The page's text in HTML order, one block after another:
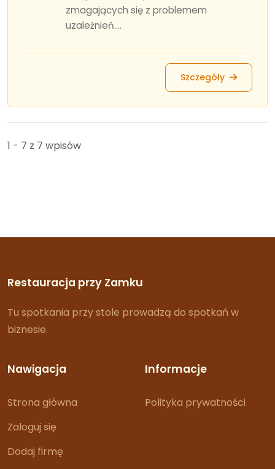
zmagających się z problemem
uzależnień....
Szczegóły
1 - 7 z 7 wpisów
Restauracja przy Zamku
Tu spotkania przy stole prowadzą do spotkań w
biznesie.
Nawigacja
Strona główna
Zaloguj się
Dodaj firmę
Informacje
Polityka prywatności